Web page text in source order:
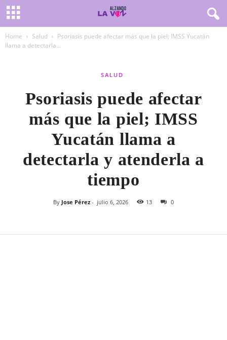
Home Salud
Psoriasis puede afectar más que la piel; IMSS Yucatán
llama a detectarla...
SALUD
Psoriasis puede afectar
más que la piel; IMSS
Yucatán llama a
detectarla y atenderla a
tiempo
By Jose Pérez - julio 6, 2026 13 0